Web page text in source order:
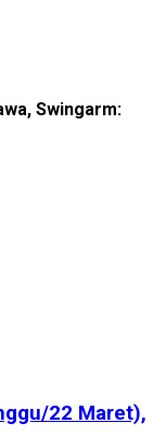
Swingarm:
22 Maret),